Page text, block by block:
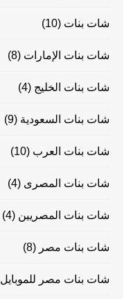
شات بنات (10)
شات بنات الإمارات (8)
شات بنات الخليج (4)
شات بنات السعودية (9)
شات بنات العرب (10)
شات بنات المصرى (4)
شات بنات المصريين (4)
شات بنات مصر (8)
شات بنات مصر للموبايل